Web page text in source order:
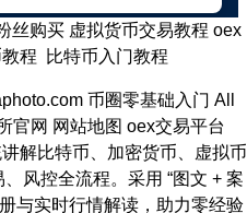
丝购买 虚拟货币交易教程 oex
程 比特币入门教程
币圈零基础入门 All
官网 网站地图 oex交易平台
解比特币、加密货币、虚拟币
风控全流程。采用 “图文 + 案
与实时行情解读，助力零经验